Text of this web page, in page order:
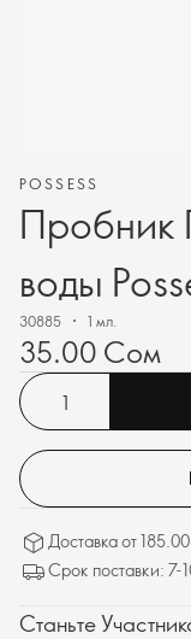
POSSESS
воды
30885 1 мл.
35.00 Сом
Доставка от
Срок поставки: 7-
Станьте